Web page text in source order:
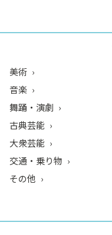
美術
音楽
舞踊・演劇
古典芸能
大衆芸能
交通・乗り物
その他